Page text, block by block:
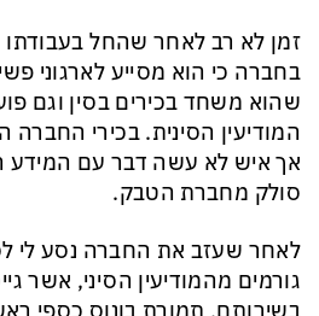
זמן לא רב לאחר שהחל בעבודתו
בחברה כי הוא מסייע לארגוני
שהוא משחד בכירים בסין וגם
המודיעין הסינית. בכירי החברה
סולק מחברת הטבק.
לאחר שעזב את החברה נסע לי
גורמים מהמודיעין הסיני, אשר